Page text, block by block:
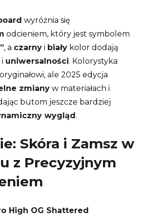
wyróżnia się
odcieniem, który jest symbolem
, a czarny i biały kolor dodają
i uniwersalności. Kolorystyka
ale 2025 edycja
zmiany w materiałach i
butom jeszcze bardziej
wygląd.
Skóra i Zamsz w
z Precyzyjnym
High OG Shattered